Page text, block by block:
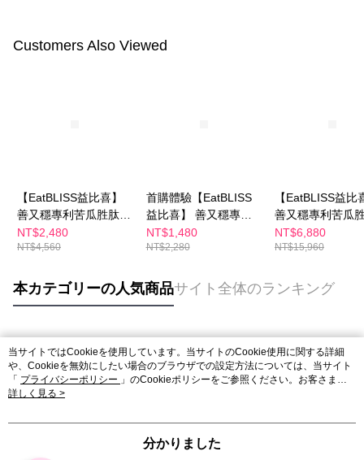
Customers Also Viewed
【EatBLISS益比喜】
善又穩專利苦瓜胜肽膠
囊30天份(30入/盒)2入
組
NT$2,480
NT$4,560
首購體驗【EatBLISS
益比喜】 善又穩專利
苦瓜胜肽膠囊(30入/盒)
NT$1,480
NT$2,280
【EatBLISS益比
善又穩專利苦瓜
囊105日份(30入/
NT$6,880
NT$15,960
本カテゴリーの人気商品サイト全体のランキング
人気タグ
当サイトではCookieを使用しています。当サイトのCookie使用に関する詳細
や、Cookieを無効にしたい場合のブラウザでの設定方法については、当サイト
「 プライバシーポリシー 」のCookieポリシーをご参照ください。お客さま
が、当サイトを引き続き使用される場合、当社がサイト利用規約のCookieポリ
詳しく見る >
分かりました